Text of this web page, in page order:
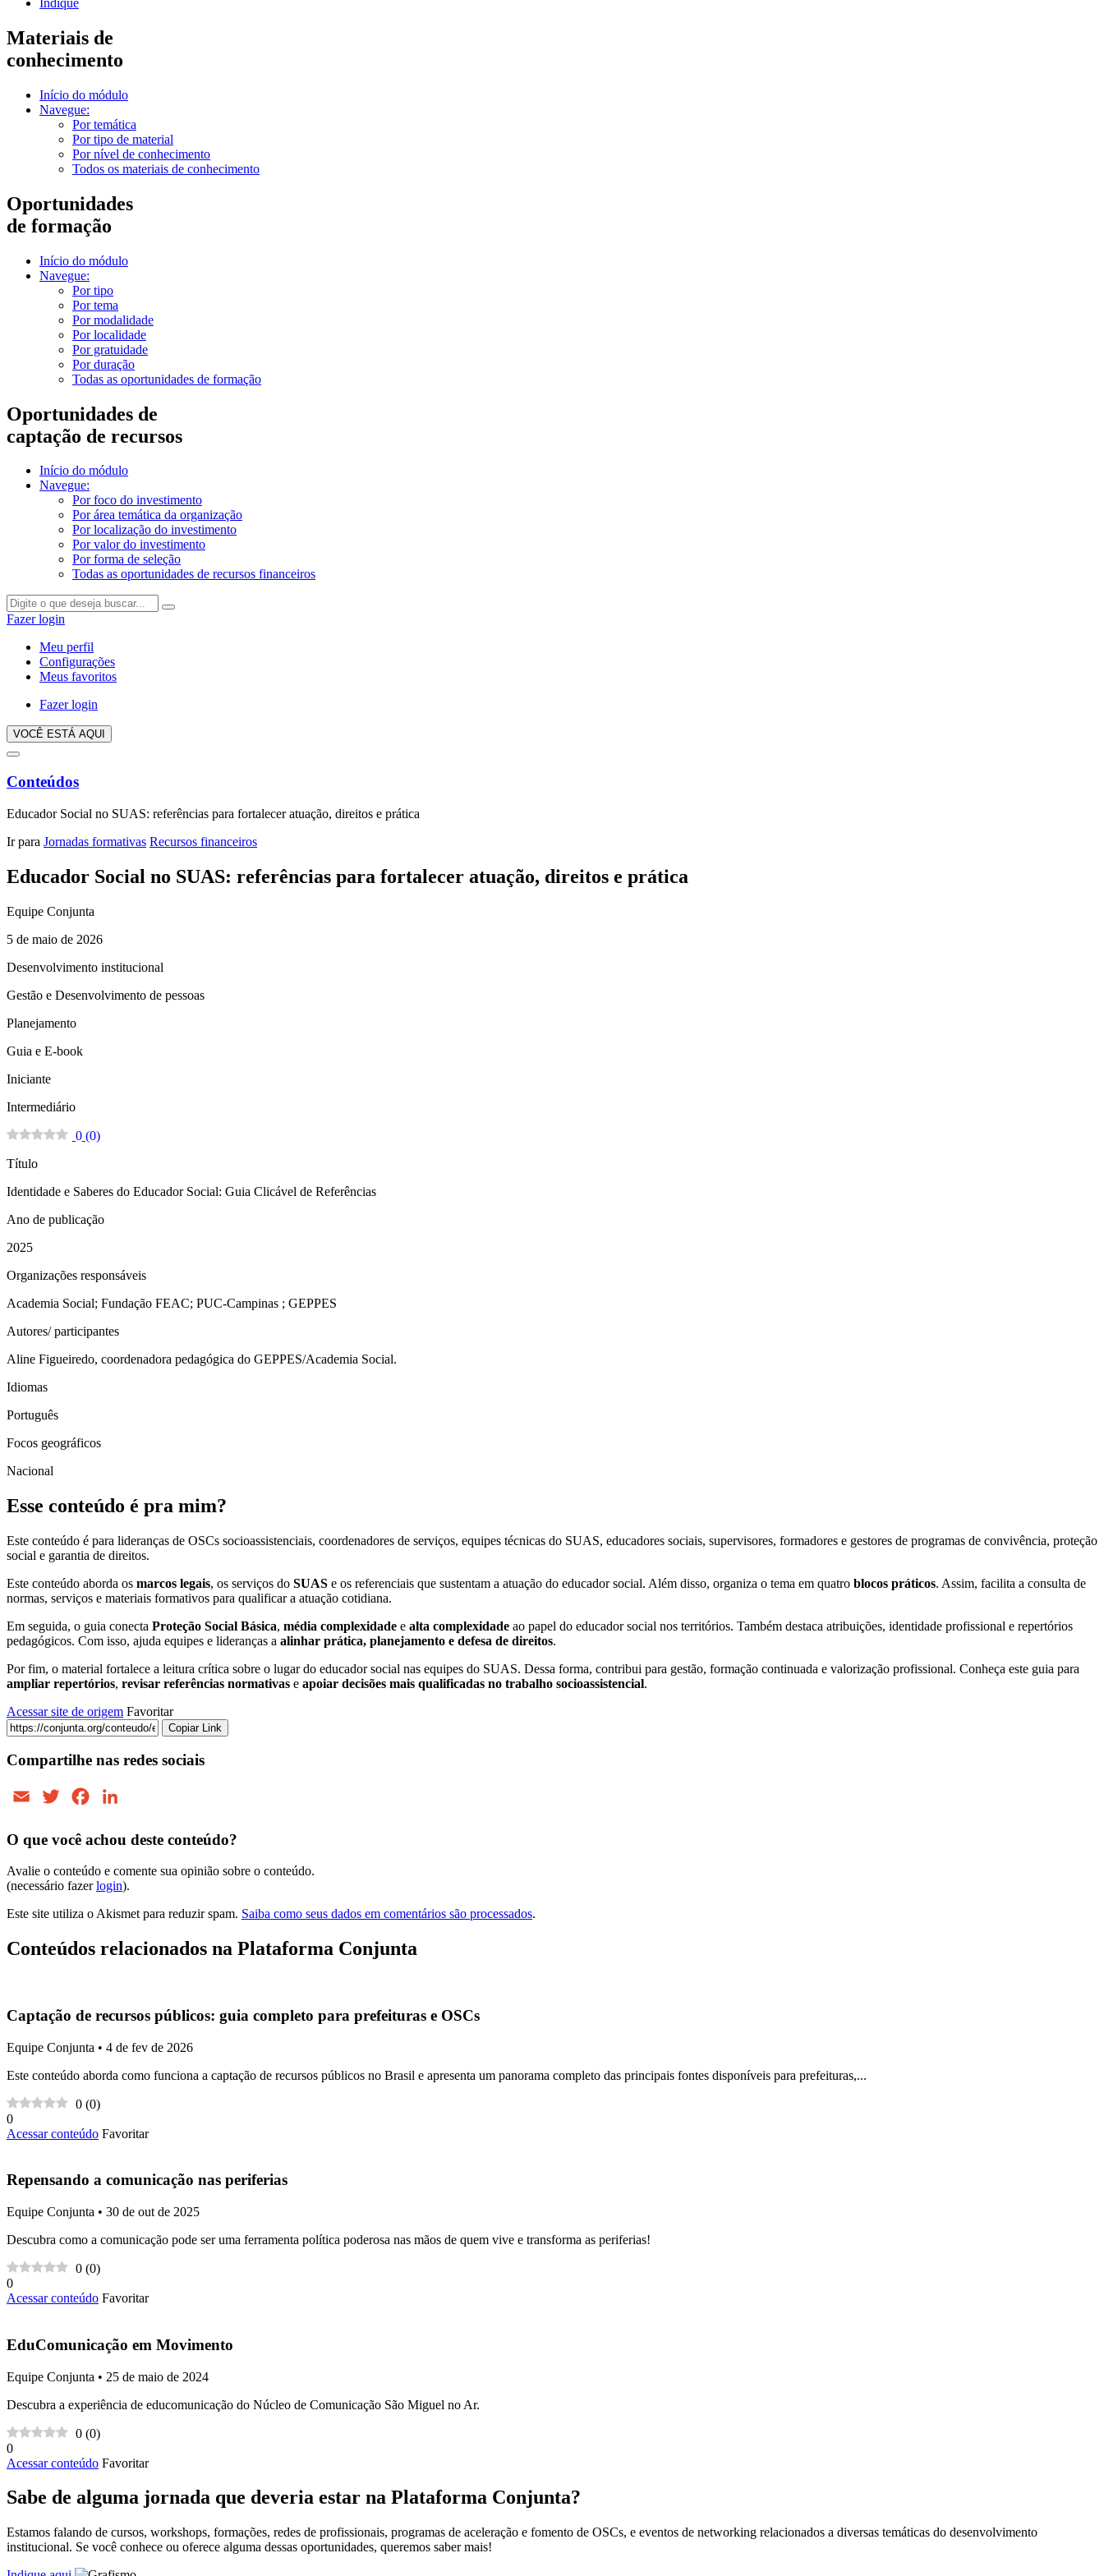
Indique
Materiais de
conhecimento
Início do módulo
Navegue:
Por temática
Por tipo de material
Por nível de conhecimento
Todos os materiais de conhecimento
Oportunidades
de formação
Início do módulo
Navegue:
Por tipo
Por tema
Por modalidade
Por localidade
Por gratuidade
Por duração
Todas as oportunidades de formação
Oportunidades de
captação de recursos
Início do módulo
Navegue:
Por foco do investimento
Por área temática da organização
Por localização do investimento
Por valor do investimento
Por forma de seleção
Todas as oportunidades de recursos financeiros
Fazer login
Meu perfil
Configurações
Meus favoritos
Fazer login
VOCÊ ESTÁ AQUI
Conteúdos
Educador Social no SUAS: referências para fortalecer atuação, direitos e prática
Ir para Jornadas formativas Recursos financeiros
Educador Social no SUAS: referências para fortalecer atuação, direitos e prática
Equipe Conjunta
5 de maio de 2026
Desenvolvimento institucional
Gestão e Desenvolvimento de pessoas
Planejamento
Guia e E-book
Iniciante
Intermediário
0 (0)
Título
Identidade e Saberes do Educador Social: Guia Clicável de Referências
Ano de publicação
2025
Organizações responsáveis
Academia Social; Fundação FEAC; PUC-Campinas ; GEPPES
Autores/ participantes
Aline Figueiredo, coordenadora pedagógica do GEPPES/Academia Social.
Idiomas
Português
Focos geográficos
Nacional
Esse conteúdo é pra mim?
Este conteúdo é para lideranças de OSCs socioassistenciais, coordenadores de serviços, equipes técnicas do SUAS, educadores sociais, supervisores, formadores e gestores de programas de convivência, proteção
social e garantia de direitos.
Este conteúdo aborda os marcos legais, os serviços do SUAS e os referenciais que sustentam a atuação do educador social. Além disso, organiza o tema em quatro blocos práticos. Assim, facilita a consulta de
normas, serviços e materiais formativos para qualificar a atuação cotidiana.
Em seguida, o guia conecta Proteção Social Básica, média complexidade e alta complexidade ao papel do educador social nos territórios. Também destaca atribuições, identidade profissional e repertórios
pedagógicos. Com isso, ajuda equipes e lideranças a alinhar prática, planejamento e defesa de direitos.
Por fim, o material fortalece a leitura crítica sobre o lugar do educador social nas equipes do SUAS. Dessa forma, contribui para gestão, formação continuada e valorização profissional. Conheça este guia para
ampliar repertórios, revisar referências normativas e apoiar decisões mais qualificadas no trabalho socioassistencial.
Acessar site de origem Favoritar
Copiar Link
Compartilhe nas redes sociais
Email Twitter Facebook
O que você achou deste conteúdo?
Avalie o conteúdo e comente sua opinião sobre o conteúdo.
(necessário fazerlogin).
Este site utiliza o Akismet para reduzir spam. Saiba como seus dados em comentários são processados.
Conteúdos relacionados na Plataforma Conjunta
Captação de recursos públicos: guia completo para prefeituras e OSCs
Equipe Conjunta • 4 de fev de 2026
Este conteúdo aborda como funciona a captação de recursos públicos no Brasil e apresenta um panorama completo das principais fontes disponíveis para prefeituras,...
0 (0)
0
Acessar conteúdo Favoritar
Repensando a comunicação nas periferias
Equipe Conjunta • 30 de out de 2025
Descubra como a comunicação pode ser uma ferramenta política poderosa nas mãos de quem vive e transforma as periferias!
0 (0)
0
Acessar conteúdo Favoritar
EduComunicação em Movimento
Equipe Conjunta • 25 de maio de 2024
Descubra a experiência de educomunicação do Núcleo de Comunicação São Miguel no Ar.
0 (0)
0
Acessar conteúdo Favoritar
Sabe de alguma jornada que deveria estar na Plataforma Conjunta?
Estamos falando de cursos, workshops, formações, redes de profissionais, programas de aceleração e fomento de OSCs, e eventos de networking relacionados a diversas temáticas do desenvolvimento
institucional. Se você conhece ou oferece alguma dessas oportunidades, queremos saber mais!